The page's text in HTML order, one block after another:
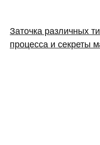
Заточка различных
процесса и секреты